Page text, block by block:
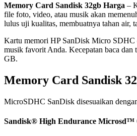
Memory Card Sandisk 32gb Harga –
file foto, video, atau musik akan
lulus uji kualitas, membuatnya tahan air,
Kartu memori HP SanDisk Micro SDHC
musik favorit Anda. Kecepatan baca
GB.
Memory Card Sandisk
MicroSDHC SanDisk disesuaikan
Sandisk® High Endurance Microsd™